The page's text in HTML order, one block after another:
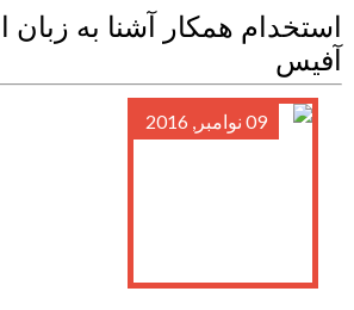
استخدام همکار آشنا به زبان
آفیس
09 نوامبر, 2016